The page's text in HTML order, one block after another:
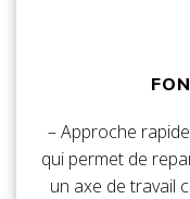
– Approche
qui permet de
un axe de travail